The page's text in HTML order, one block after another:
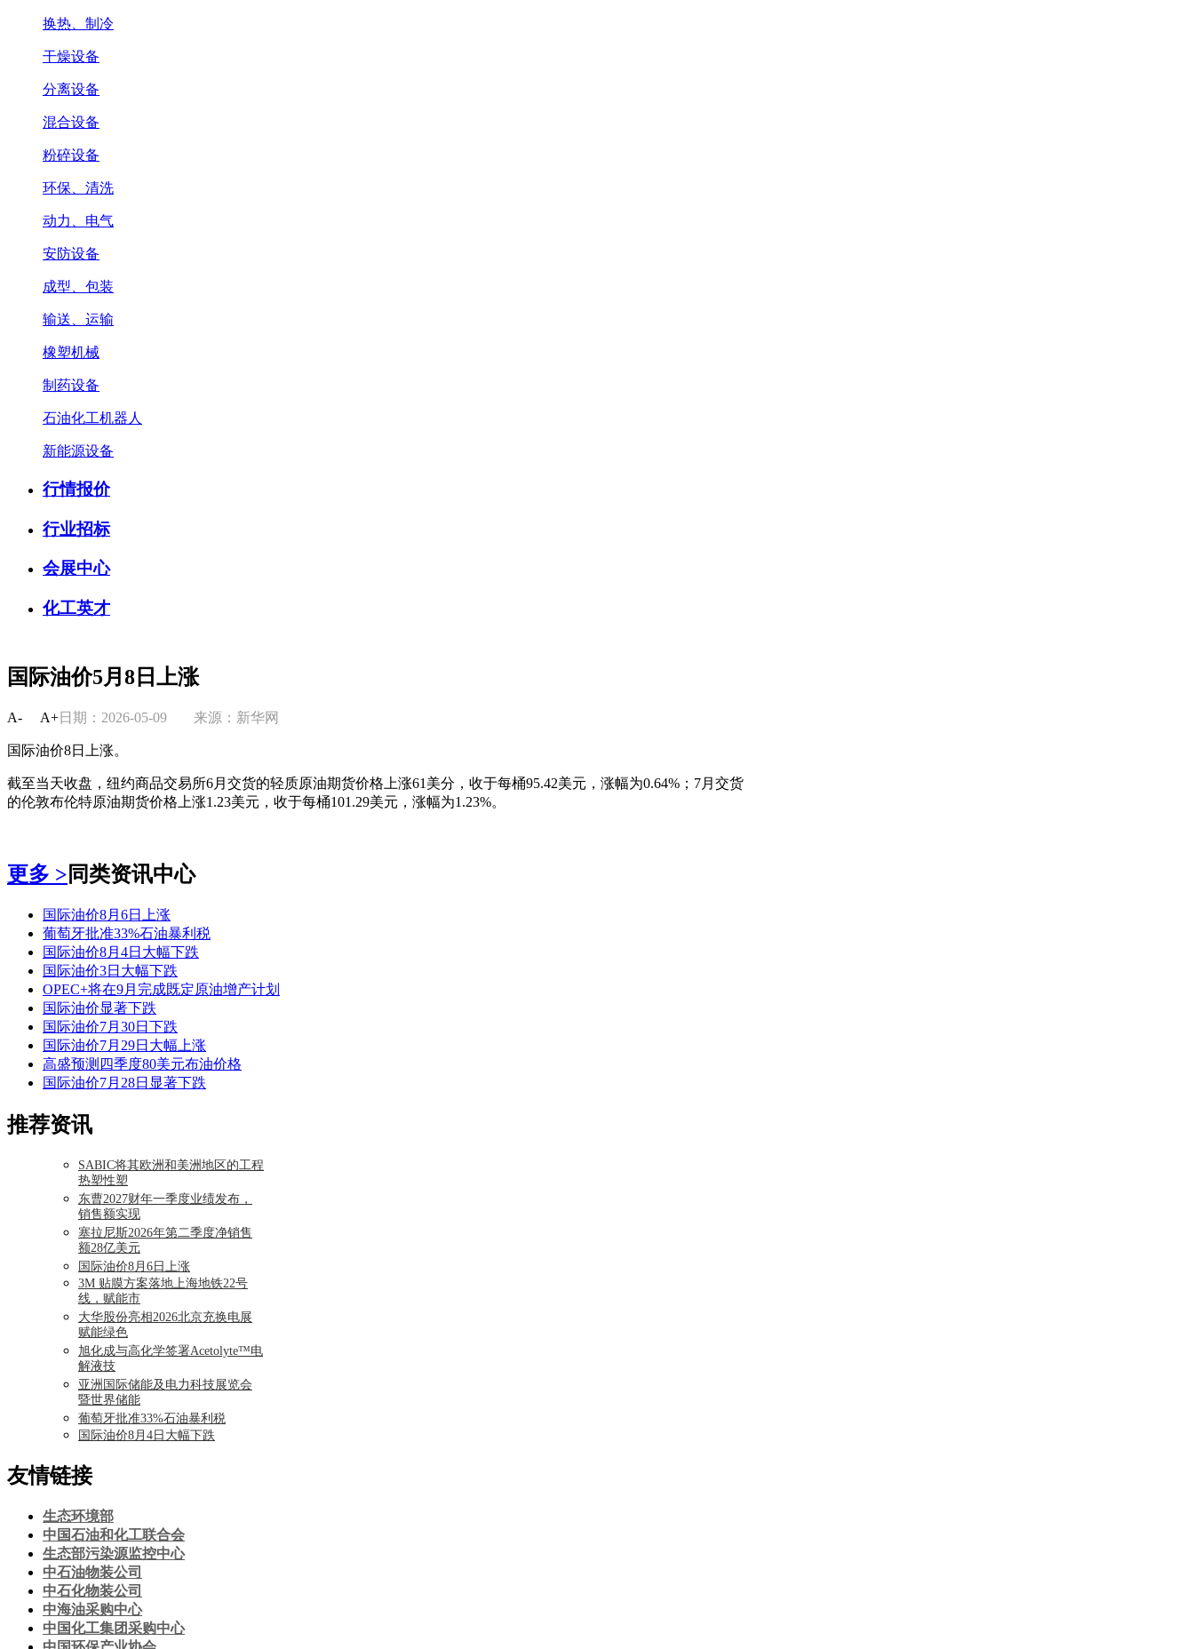
换热、制冷
干燥设备
分离设备
混合设备
粉碎设备
环保、清洗
动力、电气
安防设备
成型、包装
输送、运输
橡塑机械
制药设备
石油化工机器人
新能源设备
行情报价
行业招标
会展中心
化工英才
国际油价5月8日上涨
A- A+日期：2026-05-09 来源：新华网
国际油价8日上涨。
截至当天收盘，纽约商品交易所6月交货的轻质原油期货价格上涨61美分，收于每桶95.42美元，涨幅为0.64%；7月交货
的伦敦布伦特原油期货价格上涨1.23美元，收于每桶101.29美元，涨幅为1.23%。
更多 >同类资讯中心
国际油价8月6日上涨
葡萄牙批准33%石油暴利税
国际油价8月4日大幅下跌
国际油价3日大幅下跌
OPEC+将在9月完成既定原油增产计划
国际油价显著下跌
国际油价7月30日下跌
国际油价7月29日大幅上涨
高盛预测四季度80美元布油价格
国际油价7月28日显著下跌
推荐资讯
SABIC将其欧洲和美洲地区的工程
热塑性塑
东曹2027财年一季度业绩发布，
销售额实现
塞拉尼斯2026年第二季度净销售
额28亿美元
国际油价8月6日上涨
3M 贴膜方案落地上海地铁22号
线，赋能市
大华股份亮相2026北京充换电展
赋能绿色
旭化成与高化学签署Acetolyte™电
解液技
亚洲国际储能及电力科技展览会
暨世界储能
葡萄牙批准33%石油暴利税
国际油价8月4日大幅下跌
友情链接
生态环境部
中国石油和化工联合会
生态部污染源监控中心
中石油物装公司
中石化物装公司
中海油采购中心
中国化工集团采购中心